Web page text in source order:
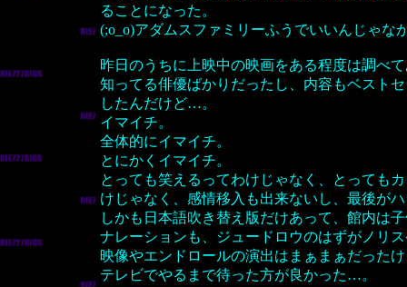
ることになった。
(;o_o)アダムスファミリーふうでいいんじゃ
昨日のうちに上映中の映画をある程度は調べ
知ってる俳優ばかりだったし、内容もベスト
したんだけど…。
イマイチ。
全体的にイマイチ。
とにかくイマイチ。
とっても笑えるってわけじゃなく、とっても
けじゃなく、感情移入も出来ないし、最後が
しかも日本語吹き替え版だけあって、館内は
ナレーションも、ジュードロウのはずがノリ
映像やエンドロールの演出はまぁまぁだった
テレビでやるまで待った方が良かった…。